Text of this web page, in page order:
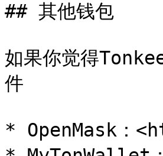
## 其他钱包
如果你觉得
件
* OpenMask：